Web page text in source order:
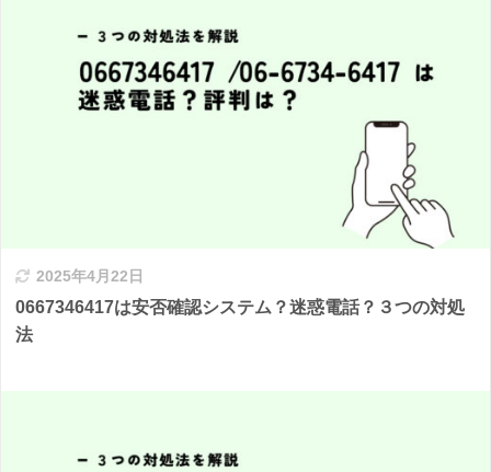
2025年4月22日
0667346417は安否確認システム？迷惑電話？３つの対処
法